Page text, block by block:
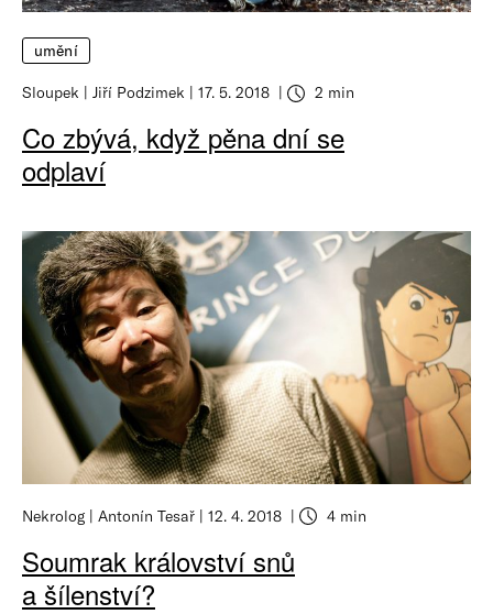
umění
Sloupek Jiří Podzimek 17. 5. 2018 2 min
Co zbývá, když pěna dní se
odplaví
Nekrolog Antonín Tesař 12. 4. 2018 4 min
Soumrak království snů
a šílenství?